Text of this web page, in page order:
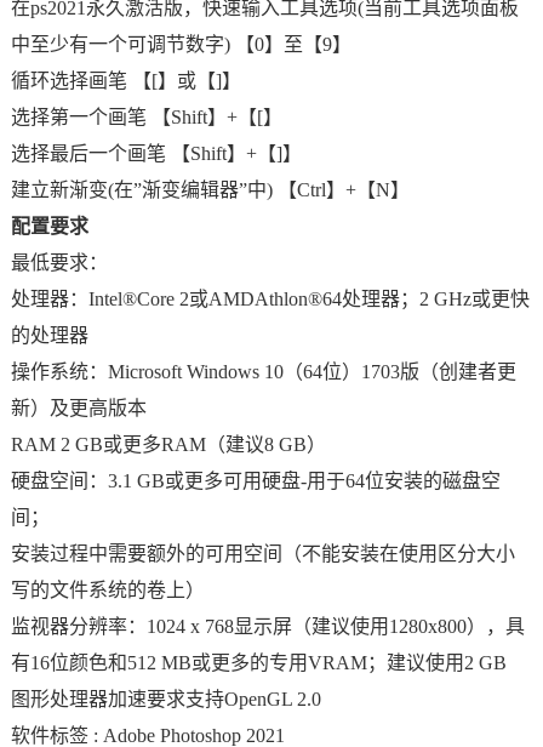
在ps2021永久激活版，快速输入工具选项(当前工具选项面板
中至少有一个可调节数字) 【0】至【9】
循环选择画笔 【[】或【]】
选择第一个画笔 【Shift】+【[】
选择最后一个画笔 【Shift】+【]】
建立新渐变(在”渐变编辑器”中) 【Ctrl】+【N】
配置要求
最低要求：
处理器：Intel®Core 2或AMDAthlon®64处理器；2 GHz或更快
的处理器
操作系统：Microsoft Windows 10（64位）1703版（创建者更
新）及更高版本
RAM 2 GB或更多RAM（建议8 GB）
硬盘空间：3.1 GB或更多可用硬盘-用于64位安装的磁盘空
间；
安装过程中需要额外的可用空间（不能安装在使用区分大小
写的文件系统的卷上）
监视器分辨率：1024 x 768显示屏（建议使用1280x800），具
有16位颜色和512 MB或更多的专用VRAM；建议使用2 GB
图形处理器加速要求支持OpenGL 2.0
软件标签 : Adobe Photoshop 2021